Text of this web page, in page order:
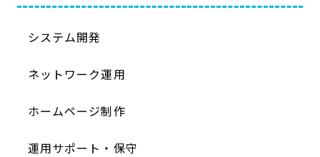
システム開発
ネットワーク運用
ホームページ制作
運用サポート・保守